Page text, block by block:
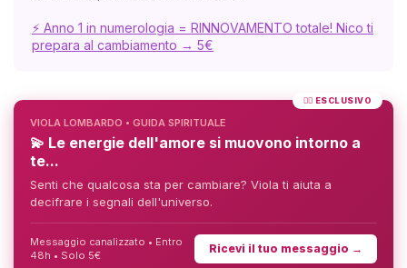
⚡ Anno 1 in numerologia = RINNOVAMENTO totale! Nico ti
prepara al cambiamento → 5€
❤️‍🔥 ESCLUSIVO
VIOLA LOMBARDO • GUIDA SPIRITUALE
💫 Le energie dell'amore si muovono intorno a
te...
Senti che qualcosa sta per cambiare? Viola ti aiuta a
decifrare i segnali dell'universo.
Messaggio canalizzato • Entro
48h • Solo 5€
Ricevi il tuo messaggio →